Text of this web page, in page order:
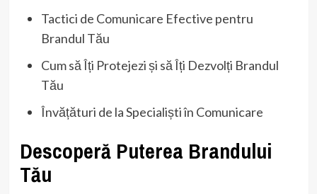
Tactici de Comunicare Efective pentru
Brandul Tău
Cum să Îți Protejezi și să Îți Dezvolți Brandul
Tău
Învățături de la Specialiști în Comunicare
Descoperă Puterea Brandului
Tău